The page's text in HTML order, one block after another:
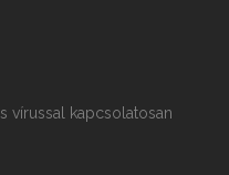
vírussal kapcsolatosan